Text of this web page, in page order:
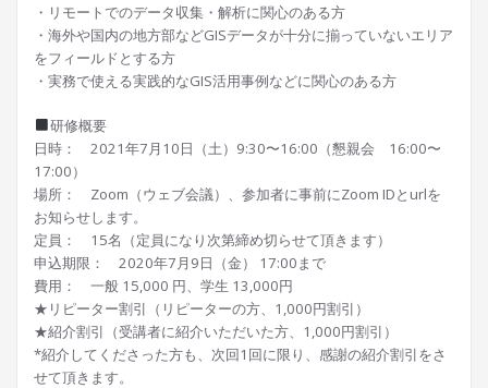
・リモートでのデータ収集・解析に関心のある方
・海外や国内の地方部などGISデータが十分に揃っていないエリア
をフィールドとする方
・実務で使える実践的なGIS活用事例などに関心のある方
研修概要
日時： 2021年7月10日（土）9:30〜16:00（懇親会 16:00〜
17:00）
場所： Zoom（ウェブ会議）、参加者に事前にZoom IDとurlを
お知らせします。
定員： 15名（定員になり次第締め切らせて頂きます）
申込期限： 2020年7月9日（金） 17:00まで
費用： 一般 15,000 円、学生 13,000円
★リピーター割引（リピーターの方、1,000円割引）
★紹介割引（受講者に紹介いただいた方、1,000円割引）
*紹介してくださった方も、次回1回に限り、感謝の紹介割引をさ
せて頂きます。